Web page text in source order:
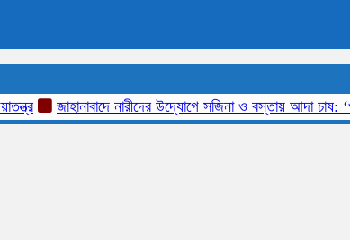
জাহানাবাদে নারীদের উদ্যোগে সজিনা ও বস্তায় আদা চাষ: